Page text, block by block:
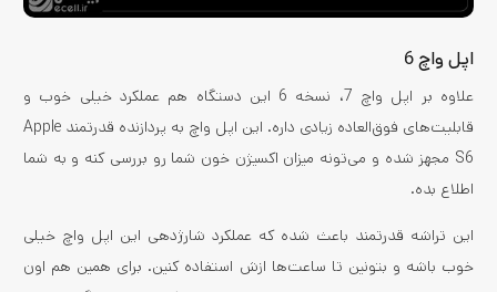
اپل واچ 6
علاوه بر اپل واچ 7، نسخه 6 این دستگاه هم عملکرد خیلی خوب و
قابلیت‌های فوق‌العاده زیادی داره. این اپل واچ به پردازنده قدرتمند Apple
S6 مجهز شده و می‌تونه میزان اکسیژن خون شما رو بررسی کنه و به شما
اطلاع بده.
این تراشه قدرتمند باعث شده که عملکرد شارژدهی این اپل واچ خیلی
خوب باشه و بتونین تا ساعت‌ها ازش استفاده کنین. برای همین هم اون